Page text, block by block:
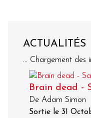
ACTUALITÉS
... Chargement des
Brain dead -
De Adam Simon
Sortie le 31